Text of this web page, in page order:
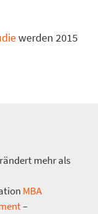
werden 2015
mehr als
MBA
–